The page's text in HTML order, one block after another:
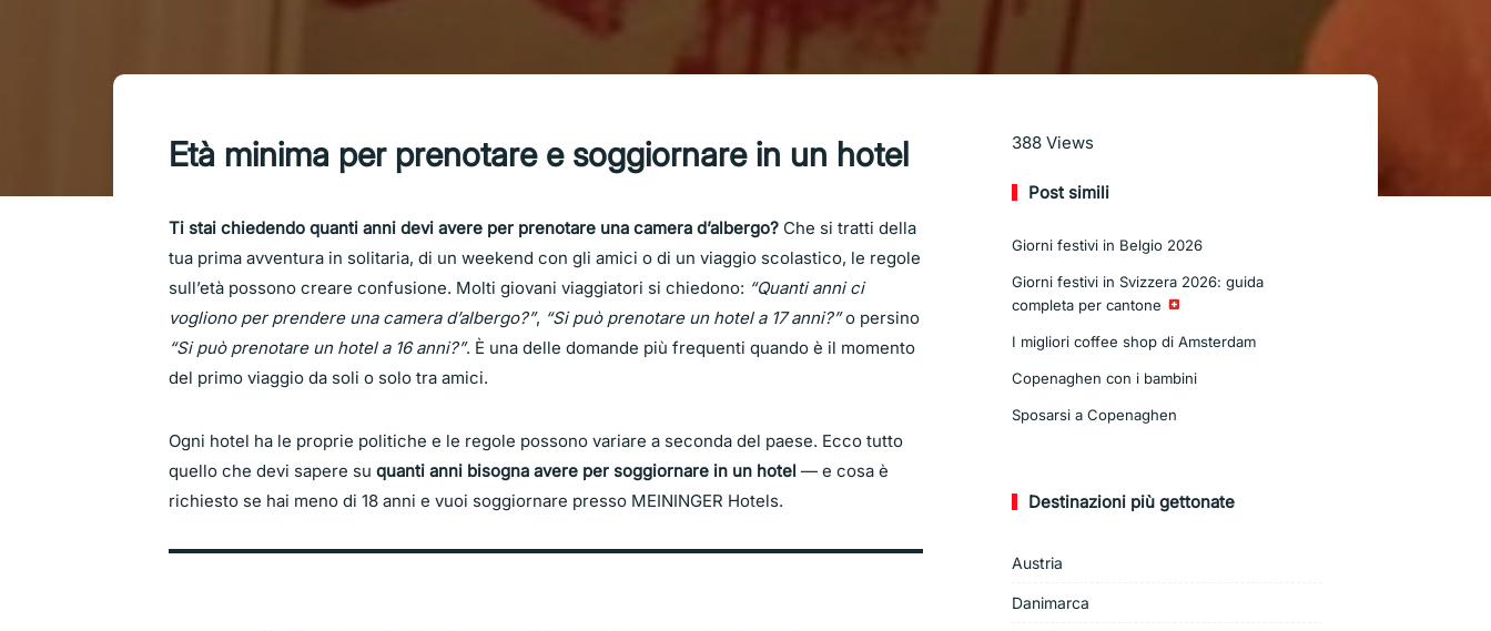
Età minima per prenotare e soggiornare in un hotel
Ti stai chiedendo quanti anni devi avere per prenotare una camera d’albergo? Che si tratti della
tua prima avventura in solitaria, di un weekend con gli amici o di un viaggio scolastico, le regole
sull’età possono creare confusione. Molti giovani viaggiatori si chiedono: “Quanti anni ci
vogliono per prendere una camera d’albergo?”, “Si può prenotare un hotel a 17 anni?”o persino
“Si può prenotare un hotel a 16 anni?”. È una delle domande più frequenti quando è il momento
del primo viaggio da soli o solo tra amici.
Ogni hotel ha le proprie politiche e le regole possono variare a seconda del paese. Ecco tutto
quello che devi sapere su quanti anni bisogna avere per soggiornare in un hotel — e cosa è
richiesto se hai meno di 18 anni e vuoi soggiornare presso MEININGER Hotels.
Leggi di più
388 Views
Post simili
Giorni festivi in Belgio 2026
Giorni festivi in Svizzera 2026: guida
completa per cantone
I migliori coffee shop di Amsterdam
Copenaghen con i bambini
Sposarsi a Copenaghen
Destinazioni più gettonate
Austria
Danimarca